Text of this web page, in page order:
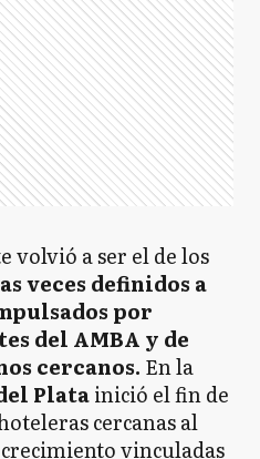
volvió a ser el de los
veces definidos a
por
del AMBA y de
cercanos. En la
Platainició el fin de
cercanas al
vinculadas